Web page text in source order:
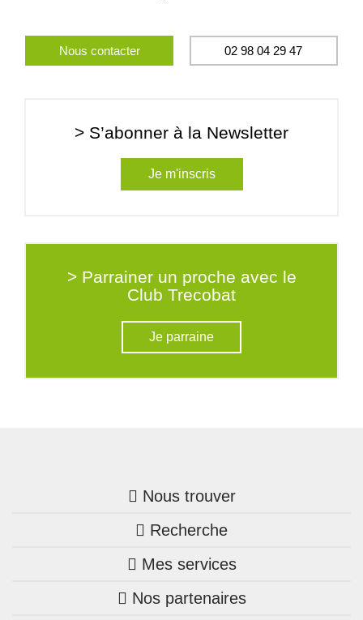
Nous contacter 02 98 04 29 47
> S’abonner à la Newsletter
Je m'inscris
> Parrainer un proche avec le
Club Trecobat
Je parraine
Nous trouver
Trouver une agence
Bretagne
Pays de la Loire
Recherche
Nos annonces
Maison + terrain
Mes services
Mon compte Trecobois
Nos partenaires